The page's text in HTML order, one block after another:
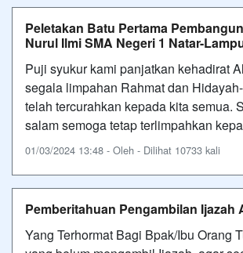
Peletakan Batu Pertama
Nurul Ilmi SMA Negeri 1 Natar-
Puji syukur kami panjatkan kehadirat
segala limpahan Rahmat dan
telah tercurahkan kepada kita semua.
salam semoga tetap terlimpahkan
01/03/2024 13:48 - Oleh - Dilihat 10733 kali
Pemberitahuan Pengambilan Ijazah
Yang Terhormat Bagi Bpak/Ibu Orang